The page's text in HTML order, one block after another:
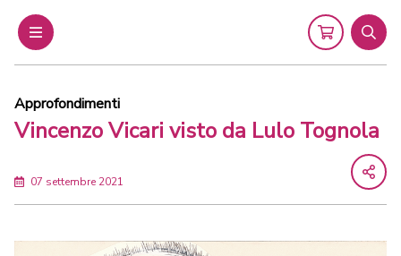
Menu Cart
Approfondimenti
Vincenzo Vicari visto da Lulo Tognola
07 settembre 2021